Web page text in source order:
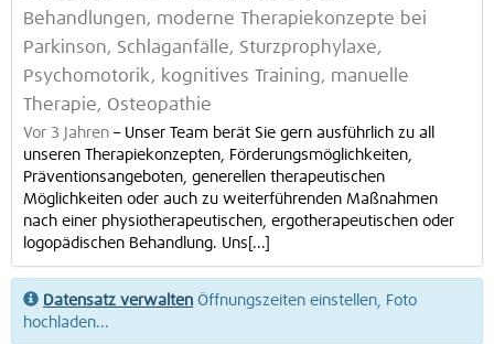
Behandlungen, moderne Therapiekonzepte bei
Parkinson, Schlaganfälle, Sturzprophylaxe,
Psychomotorik, kognitives Training, manuelle
Therapie, Osteopathie
Vor 3 Jahren – Unser Team berät Sie gern ausführlich zu all
unseren Therapie­konzepten, Förderungs­möglichkeiten,
Präventions­ange­boten, generellen therapeutischen
Möglichkeiten oder auch zu weiterführenden Maßnahmen
nach einer physio­therapeutischen, ergotherapeutischen oder
logopä­dischen Behandlung. Uns[...]
Datensatz verwalten Öffnungszeiten einstellen, Foto
hochladen...